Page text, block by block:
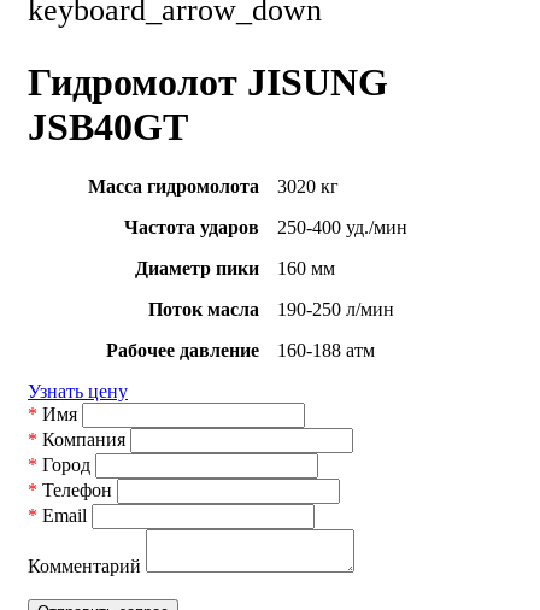
keyboard_arrow_down
Гидромолот JISUNG
JSB40GT
Масса гидромолота
3020 кг
Частота ударов
250-400 уд./мин
Диаметр пики
160 мм
Поток масла
190-250 л/мин
Рабочее давление
160-188 атм
Узнать цену
* Имя
* Компания
* Город
* Телефон
* Email
Комментарий